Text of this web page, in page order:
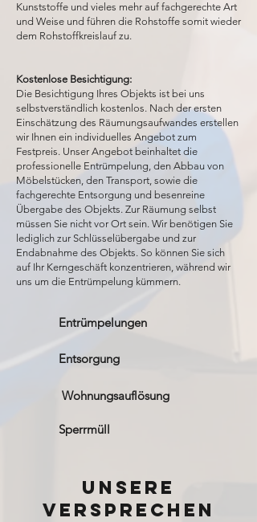
Kunststoffe und vieles mehr auf fachgerechte Art
und Weise und führen die Rohstoffe somit wieder
dem Rohstoffkreislauf zu.
Kostenlose Besichtigung:
Die Besichtigung Ihres Objekts ist bei uns
selbstverständlich kostenlos. Nach der ersten
Einschätzung des Räumungsaufwandes erstellen
wir Ihnen ein individuelles Angebot zum
Festpreis. Unser Angebot beinhaltet die
professionelle Entrümpelung, den Abbau von
Möbelstücken, den Transport, sowie die
fachgerechte Entsorgung und besenreine
Übergabe des Objekts. Zur Räumung selbst
müssen Sie nicht vor Ort sein. Wir benötigen Sie
lediglich zur Schlüsselübergabe und zur
Endabnahme des Objekts. So können Sie sich
auf Ihr Kerngeschäft konzentrieren, während wir
uns um die Entrümpelung kümmern.
Entrümpelungen
Entsorgung
Wohnungsauflösung
Sperrmüll
Unsere
Versprechen